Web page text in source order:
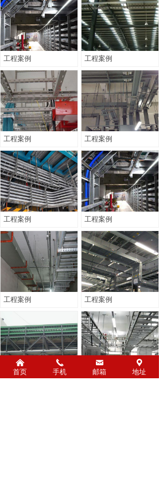
工程案例 工程案例
工程案例 工程案例
工程案例 工程案例
工程案例 工程案例
工程案例 工程案例
낀
首页
끅
手机
낂
邮箱
끇
地址